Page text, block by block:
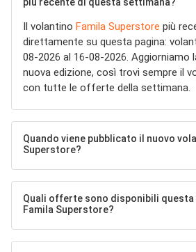
Il volantino Famila Superstore più
direttamente su questa pagina:
08-2026 al 16-08-2026. Aggiorniamo
nuova edizione, così trovi sempre il
con tutte le offerte della settimana.
Quando viene pubblicato il nuovo
Superstore?
Quali offerte sono disponibili questa
Famila Superstore?